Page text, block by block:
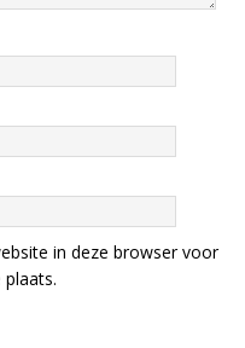
in deze browser voor